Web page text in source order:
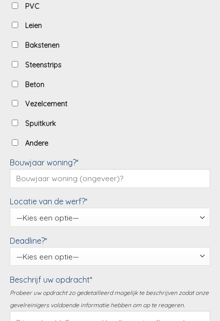
PVC
Leien
Bakstenen
Steenstrips
Beton
Vezelcement
Spuitkurk
Andere
Bouwjaar woning?*
Locatie van de werf?*
Deadline?*
Beschrijf uw opdracht*
Probeer uw opdracht zo gedetailleerd mogelijk te beschrijven zodat onze
gevelreinigers voldoende informatie hebben om op te reageren.